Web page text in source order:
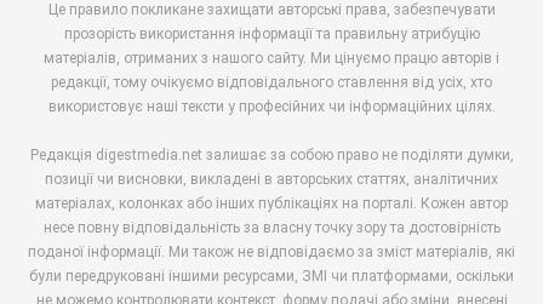
Це правило покликане захищати авторські права, забезпечувати
прозорість використання інформації та правильну атрибуцію
матеріалів, отриманих з нашого сайту. Ми цінуємо працю авторів і
редакції, тому очікуємо відповідального ставлення від усіх, хто
використовує наші тексти у професійних чи інформаційних цілях.
Редакція digestmedia.net залишає за собою право не поділяти думки,
позиції чи висновки, викладені в авторських статтях, аналітичних
матеріалах, колонках або інших публікаціях на порталі. Кожен автор
несе повну відповідальність за власну точку зору та достовірність
поданої інформації. Ми також не відповідаємо за зміст матеріалів, які
були передруковані іншими ресурсами, ЗМІ чи платформами, оскільки
не можемо контролювати контекст, форму подачі або зміни, внесені